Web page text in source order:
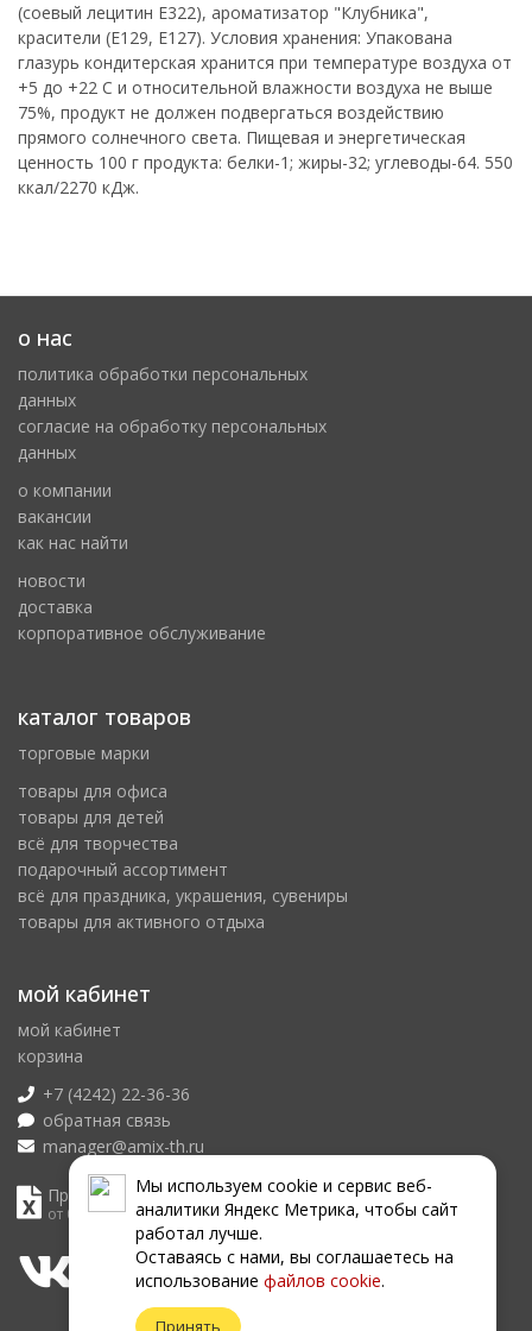
Мы используем сookie и сервис веб-
аналитики Яндекс Метрика, чтобы сайт
работал лучше.
Оставаясь с нами, вы соглашаетесь на
использование файлов сookie.
Принять
(соевый лецитин Е322), ароматизатор "Клубника",
красители (Е129, Е127). Условия хранения: Упакована
глазурь кондитерская хранится при температуре воздуха от
+5 до +22 С и относительной влажности воздуха не выше
75%, продукт не должен подвергаться воздействию
прямого солнечного света. Пищевая и энергетическая
ценность 100 г продукта: белки-1; жиры-32; углеводы-64. 550
ккал/2270 кДж.
о нас
политика обработки персональных
данных
cогласие на обработку персональных
данных
о компании
вакансии
как нас найти
новости
доставка
корпоративное обслуживание
каталог товаров
торговые марки
товары для офиса
товары для детей
всё для творчества
подарочный ассортимент
всё для праздника, украшения, сувениры
товары для активного отдыха
мой кабинет
мой кабинет
корзина
+7 (4242) 22-36-36
обратная связь
manager@amix-th.ru
Прайс лист
от 07.08.2026